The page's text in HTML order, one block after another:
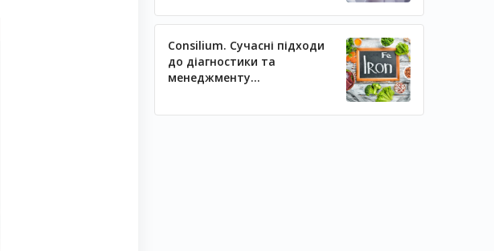
Consilium. Сучасні підходи
до діагностики та
менеджменту